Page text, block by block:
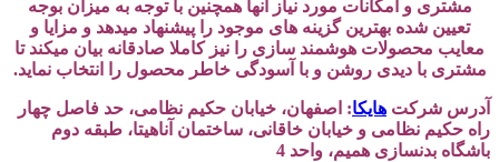
مشتری و امکانات مورد نیاز آنها همچنین با توجه به میزان بوجه
تعیین شده بهترین گزینه های موجود را پیشنهاد میدهد و مزایا و
معایب محصولات هوشمند سازی را نیز کاملا صادقانه بیان میکند تا
مشتری با دیدی روشن و با آسودگی خاطر محصول را انتخاب نماید.
آدرس شرکت هایکا: اصفهان، خیابان حکیم نظامی، حد فاصل چهار
راه حکیم نظامی و خیابان خاقانی، ساختمان آناهیتا، طبقه دوم
باشگاه بدنسازی همیم، واحد 4